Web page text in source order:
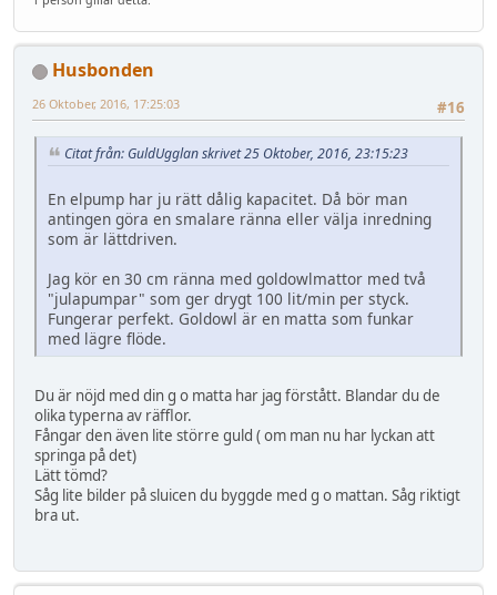
Husbonden
#16
26 Oktober, 2016, 17:25:03
Citat från: GuldUgglan skrivet 25 Oktober, 2016, 23:15:23
En elpump har ju rätt dålig kapacitet. Då bör man
antingen göra en smalare ränna eller välja inredning
som är lättdriven.
Jag kör en 30 cm ränna med goldowlmattor med två
"julapumpar" som ger drygt 100 lit/min per styck.
Fungerar perfekt. Goldowl är en matta som funkar
med lägre flöde.
Du är nöjd med din g o matta har jag förstått. Blandar du de
olika typerna av räfflor.
Fångar den även lite större guld ( om man nu har lyckan att
springa på det)
Lätt tömd?
Såg lite bilder på sluicen du byggde med g o mattan. Såg riktigt
bra ut.